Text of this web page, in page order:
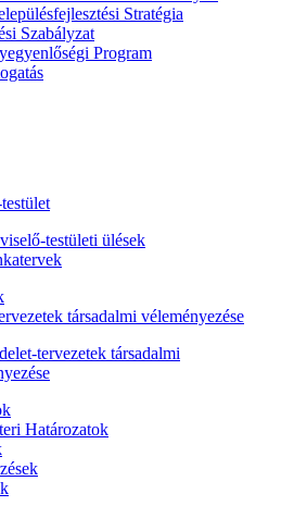
Stratégia
Szabályzat
Program
testületi ülések
társadalmi véleményezése
tervezetek társadalmi
Határozatok